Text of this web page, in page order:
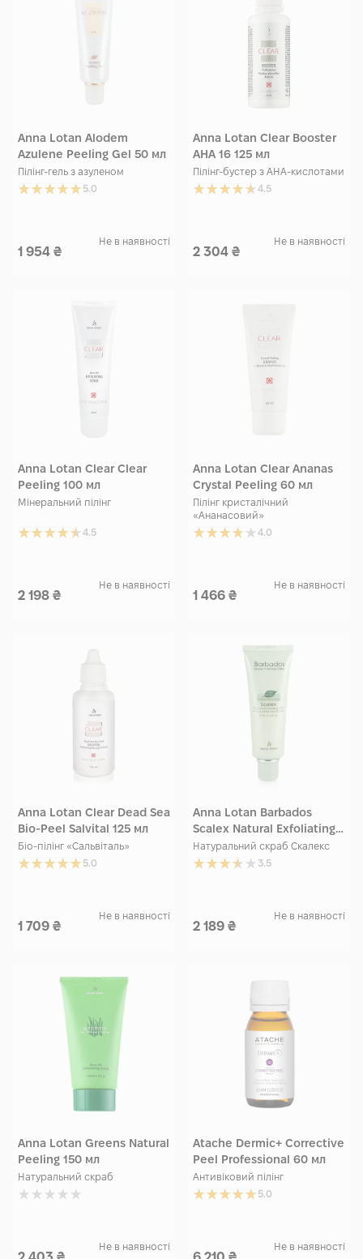
Anna Lotan Alodem
Azulene Peeling Gel 50 мл
Пілінг-гель з азуленом
5.0
1 954 ₴
Не в наявності
Anna Lotan Clear Booster
AHA 16 125 мл
Пілінг-бустер з АНА-кислотами
4.5
2 304 ₴
Не в наявності
Anna Lotan Clear Clear
Peeling 100 мл
Мінеральний пілінг
4.5
2 198 ₴
Не в наявності
Anna Lotan Clear Ananas
Crystal Peeling 60 мл
Пілінг кристалічний
«Ананасовий»
4.0
1 466 ₴
Не в наявності
Anna Lotan Clear Dead Sea
Bio-Peel Salvital 125 мл
Біо-пілінг «Сальвіталь»
5.0
1 709 ₴
Не в наявності
Anna Lotan Barbados
Scalex Natural Exfoliating
Gel 40 мл
Натуральний скраб Скалекс
3.5
2 189 ₴
Не в наявності
Anna Lotan Greens Natural
Peeling 150 мл
Натуральний скраб
Не в наявності
Atache Dermic+ Corrective
Peel Professional 60 мл
Антивіковий пілінг
5.0
Не в наявності